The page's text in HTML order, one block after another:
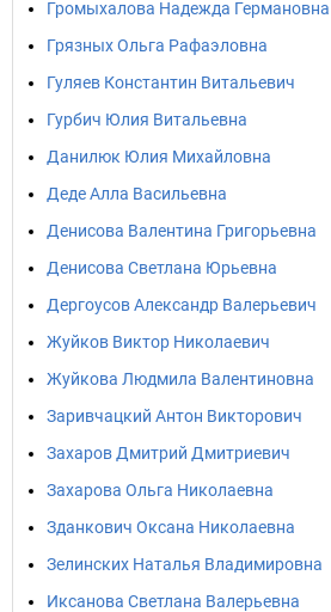
Громыхалова Надежда Германовна
Грязных Ольга Рафаэловна
Гуляев Константин Витальевич
Гурбич Юлия Витальевна
Данилюк Юлия Михайловна
Деде Алла Васильевна
Денисова Валентина Григорьевна
Денисова Светлана Юрьевна
Дергоусов Александр Валерьевич
Жуйков Виктор Николаевич
Жуйкова Людмила Валентиновна
Заривчацкий Антон Викторович
Захаров Дмитрий Дмитриевич
Захарова Ольга Николаевна
Зданкович Оксана Николаевна
Зелинских Наталья Владимировна
Иксанова Светлана Валерьевна